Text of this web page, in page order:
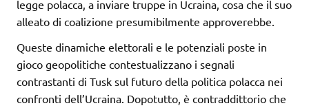
legge polacca, a inviare truppe in Ucraina, cosa che il suo
alleato di coalizione presumibilmente approverebbe.
Queste dinamiche elettorali e le potenziali poste in
gioco geopolitiche contestualizzano i segnali
contrastanti di Tusk sul futuro della politica polacca nei
confronti dell’Ucraina. Dopotutto, è contraddittorio che